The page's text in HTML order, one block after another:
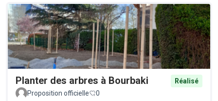
Planter des arbres à Bourbaki
Réalisé
Proposition officielle
0